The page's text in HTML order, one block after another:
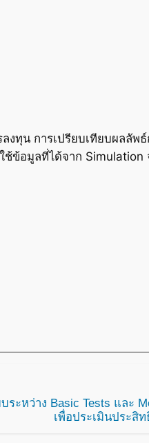
ทุน การเปรียบเทียบผลลัพ
ช้ข้อมูลที่ได้จาก Simulation
ระหว่าง Basic Tests และ
เพื่อประเมินประสิ